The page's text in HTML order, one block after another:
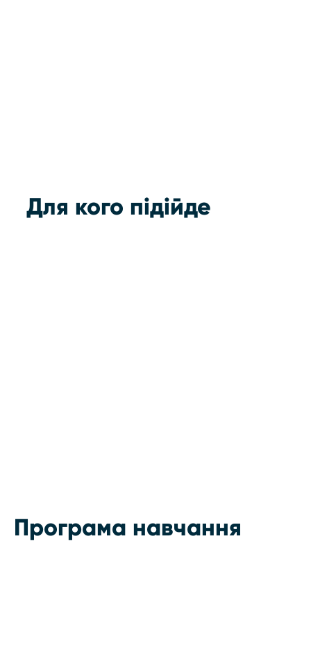
Для кого підійде
Програма навчання